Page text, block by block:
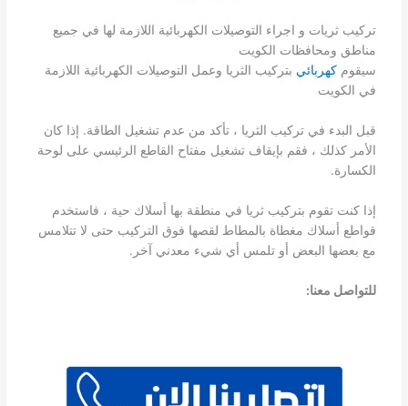
تركيب ثريات و اجراء التوصيلات الكهربائية اللازمة لها في جميع
مناطق ومحافظات الكويت
سيقوم كهربائي بتركيب الثريا وعمل التوصيلات الكهربائية اللازمة
في الكويت
قبل البدء في تركيب الثريا ، تأكد من عدم تشغيل الطاقة. إذا كان
الأمر كذلك ، فقم بإيقاف تشغيل مفتاح القاطع الرئيسي على لوحة
الكسارة.
إذا كنت تقوم بتركيب ثريا في منطقة بها أسلاك حية ، فاستخدم
قواطع أسلاك مغطاة بالمطاط لقصها فوق التركيب حتى لا تتلامس
مع بعضها البعض أو تلمس أي شيء معدني آخر.
للتواصل معنا: